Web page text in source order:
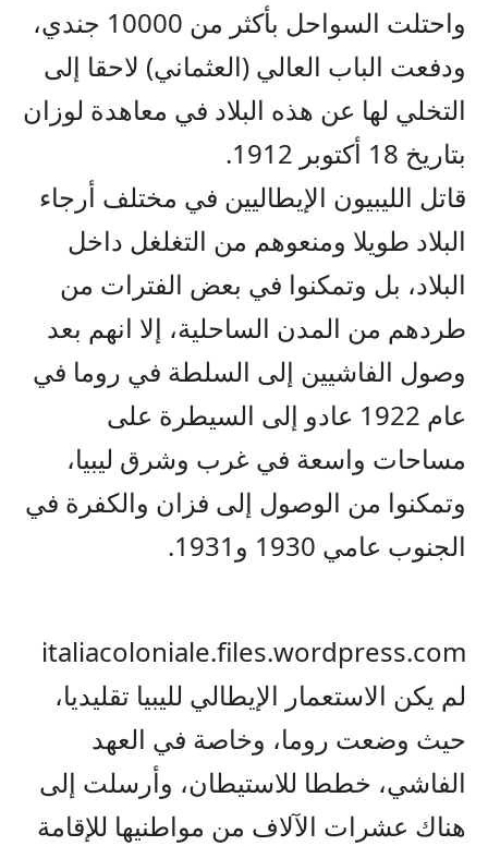
واحتلت السواحل بأكثر من 10000 جندي،
ودفعت الباب العالي (العثماني) لاحقا إلى
التخلي لها عن هذه البلاد في معاهدة لوزان
بتاريخ 18 أكتوبر 1912.
قاتل الليبيون الإيطاليين في مختلف أرجاء
البلاد طويلا ومنعوهم من التغلغل داخل
البلاد، بل وتمكنوا في بعض الفترات من
طردهم من المدن الساحلية، إلا انهم بعد
وصول الفاشيين إلى السلطة في روما في
عام 1922 عادو إلى السيطرة على
مساحات واسعة في غرب وشرق ليبيا،
وتمكنوا من الوصول إلى فزان والكفرة في
الجنوب عامي 1930 و1931.
italiacoloniale.files.wordpress.com
لم يكن الاستعمار الإيطالي لليبيا تقليديا،
حيث وضعت روما، وخاصة في العهد
الفاشي، خططا للاستيطان، وأرسلت إلى
هناك عشرات الآلاف من مواطنيها للإقامة